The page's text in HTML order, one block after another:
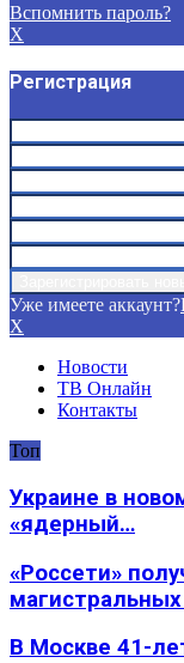
Вспомнить пароль?
X
Регистрация
Уже имеете аккаунт?
X
Новости
ТВ Онлайн
Контакты
Топ
Украине в
«ядерный…
«Россети»
В Москве 41-